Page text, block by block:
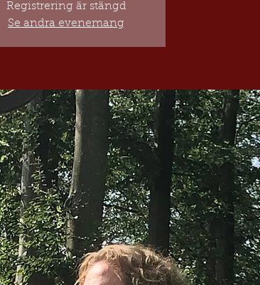
Registrering är stängd
Se andra evenemang